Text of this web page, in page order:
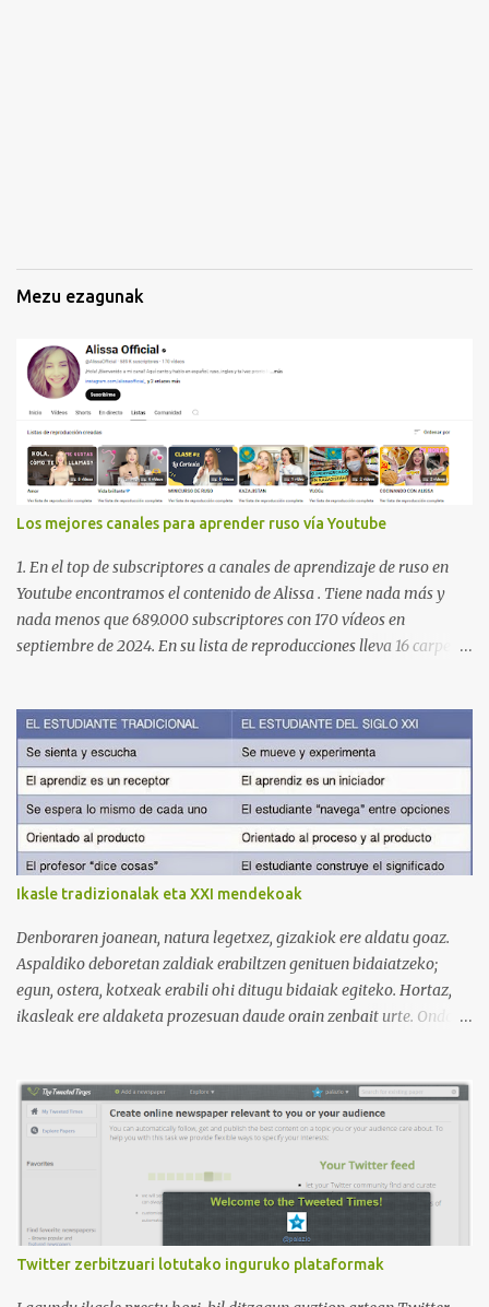
Mezu ezagunak
Los mejores canales para aprender ruso vía Youtube
1. En el top de subscriptores a canales de aprendizaje de ruso en
Youtube encontramos el contenido de Alissa . Tiene nada más y
nada menos que 689.000 subscriptores con 170 vídeos en
septiembre de 2024. En su lista de reproducciones lleva 16 carpetas
de Anastasia G . con 224.000 subscriptores y 97 vídeos en
septiembre de 2024. Anastasia tiene una lista de reproducción
muy bien estructurada para aprender gramática, lectura,
pronunciación, etc. https://www.youtube.com/@AnaG88/playlists
3. Otro de los canales con más usuarios y contenido es el de
Victoria, que lleva por nombre: Aprende con Victoria . El canal
tiene 120 mil subscriptores (septiembre de 2024) con muchísimos
para aprender los diferentes campos en los que podemos dividir un
curso de idiomas: gramática, verbos, vocabulario etc. h...
Ikasle tradizionalak eta XXI mendekoak
Denboraren joanean, natura legetxez, gizakiok ere aldatu goaz.
Aspaldiko deboretan zaldiak erabiltzen genituen bidaiatzeko;
egun, ostera, kotxeak erabili ohi ditugu bidaiak egiteko. Hortaz,
ikasleak ere aldaketa prozesuan daude orain zenbait urte. Ondoko
Ikusi diferentziak eta ausnartu irudiari so eginez.
Twitter zerbitzuari lotutako inguruko plataformak